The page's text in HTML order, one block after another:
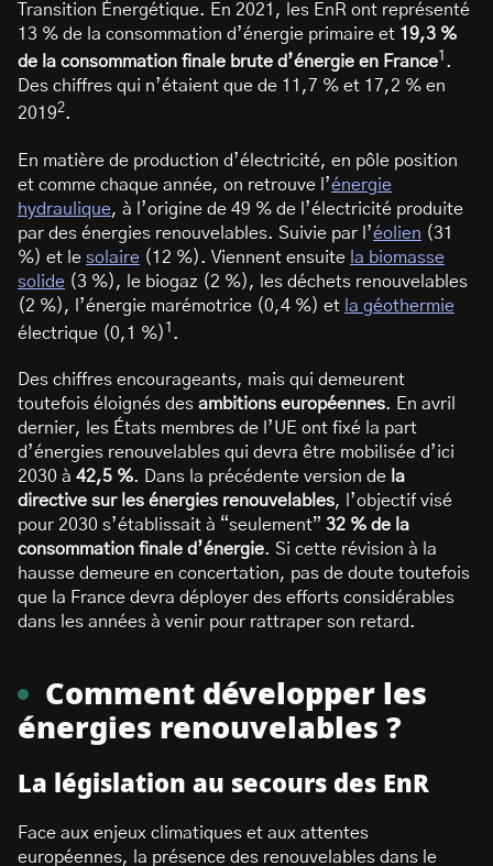
Transition Énergétique. En 2021, les EnR ont représenté
13 % de la consommation d’énergie primaire et 19,3 %
de la consommation finale brute d’énergie en France1 .
Des chiffres qui n’étaient que de 11,7 % et 17,2 % en
20192.
En matière de production d’électricité, en pôle position
et comme chaque année, on retrouve l’énergie
hydraulique, à l’origine de 49 % de l’électricité produite
par des énergies renouvelables. Suivie par l’éolien (31
%) et le solaire (12 %). Viennent ensuite la biomasse
solide (3 %), le biogaz (2 %), les déchets renouvelables
(2 %), l’énergie marémotrice (0,4 %) et la géothermie
électrique (0,1 %) 1 .
Des chiffres encourageants, mais qui demeurent
toutefois éloignés des ambitions européennes. En avril
dernier, les États membres de l’UE ont fixé la part
d’énergies renouvelables qui devra être mobilisée d’ici
2030 à 42,5 %. Dans la précédente version de la
directive sur les énergies renouvelables, l’objectif visé
pour 2030 s’établissait à “seulement” 32 % de la
consommation finale d’énergie. Si cette révision à la
hausse demeure en concertation, pas de doute toutefois
que la France devra déployer des efforts considérables
dans les années à venir pour rattraper son retard.
Comment développer les
énergies renouvelables ?
La législation au secours des EnR
Face aux enjeux climatiques et aux attentes
européennes, la présence des renouvelables dans le